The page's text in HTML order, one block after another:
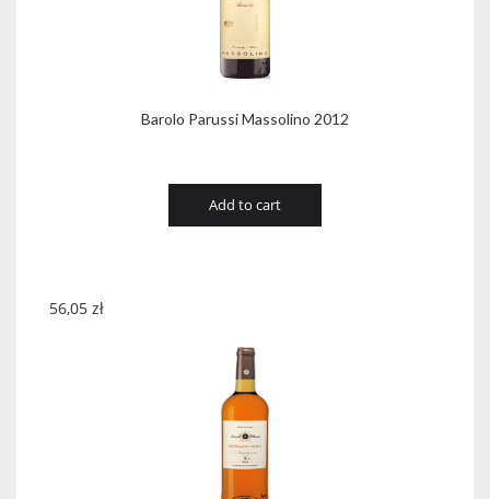
Barolo Parussi Massolino 2012
Add to cart
56,05 zł